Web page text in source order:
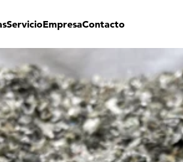
ServicioEmpresaContacto